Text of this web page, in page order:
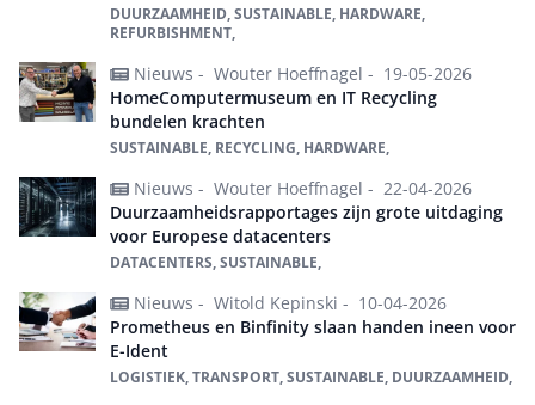
DUURZAAMHEID, SUSTAINABLE, HARDWARE,
REFURBISHMENT,
Nieuws - Wouter Hoeffnagel - 19-05-2026
HomeComputermuseum en IT Recycling
bundelen krachten
SUSTAINABLE, RECYCLING, HARDWARE,
Nieuws - Wouter Hoeffnagel - 22-04-2026
Duurzaamheidsrapportages zijn grote uitdaging
voor Europese datacenters
DATACENTERS, SUSTAINABLE,
Nieuws - Witold Kepinski - 10-04-2026
Prometheus en Binfinity slaan handen ineen voor
E-Ident
LOGISTIEK, TRANSPORT, SUSTAINABLE, DUURZAAMHEID,